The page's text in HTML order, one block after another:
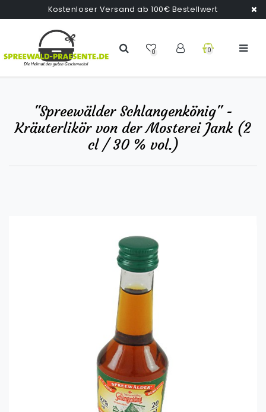
Kostenloser Versand ab 100€ Bestellwert
0 0
"Spreewälder Schlangenkönig" -
Kräuterlikör von der Mosterei Jank (2
cl / 30 % vol.)